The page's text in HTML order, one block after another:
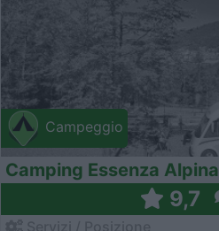
Campeggio
Camping Essenza Alpina
9,7